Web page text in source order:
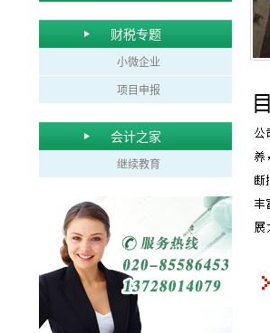
财税专题
小微企业
项目申报
会计之家
继续教育